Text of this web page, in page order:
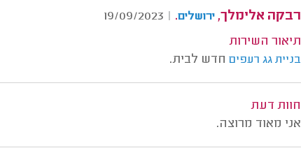
רבקה אלימלך, ירושלים.
|
19/09/2023
תיאור השירות
בניית גג רעפים חדש לבית.
חוות דעת
אני מאוד מרוצה.